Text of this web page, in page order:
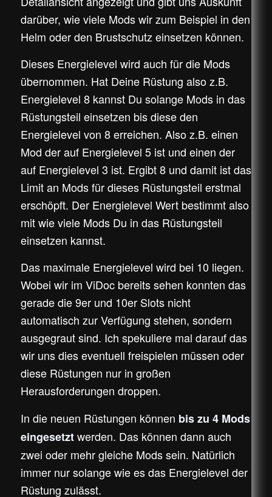
darüber, wie viele Mods wir zum Beispiel in den
Helm oder den Brustschutz einsetzen können.
Dieses Energielevel wird auch für die Mods
übernommen. Hat Deine Rüstung also z.B.
Energielevel 8 kannst Du solange Mods in das
Rüstungsteil einsetzen bis diese den
Energielevel von 8 erreichen. Also z.B. einen
Mod der auf Energielevel 5 ist und einen der
auf Energielevel 3 ist. Ergibt 8 und damit ist das
Limit an Mods für dieses Rüstungsteil erstmal
erschöpft. Der Energielevel Wert bestimmt also
mit wie viele Mods Du in das Rüstungsteil
einsetzen kannst.
Das maximale Energielevel wird bei 10 liegen.
Wobei wir im ViDoc bereits sehen konnten das
gerade die 9er und 10er Slots nicht
automatisch zur Verfügung stehen, sondern
ausgegraut sind. Ich spekuliere mal darauf das
wir uns dies eventuell freispielen müssen oder
diese Rüstungen nur in großen
Herausforderungen droppen.
In die neuen Rüstungen können bis zu 4 Mods
eingesetztwerden. Das können dann auch
zwei oder mehr gleiche Mods sein. Natürlich
immer nur solange wie es das Energielevel der
Rüstung zulässt.